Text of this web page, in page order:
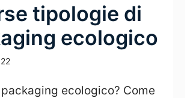
tipologie di
ecologico
packaging ecologico? Come